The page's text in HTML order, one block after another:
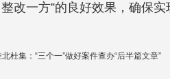
改一方”的良好效果，确保
北杜集：“三个一”做好案件查办“后半篇文章”